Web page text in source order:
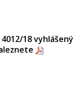
18 vyhlášený